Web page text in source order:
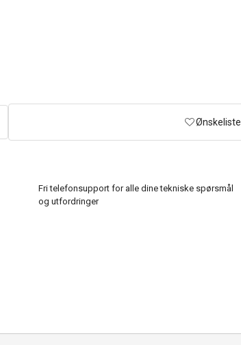
Fri telefonsupport for alle dine tekniske spørsmål
og utfordringer
Ønskeliste